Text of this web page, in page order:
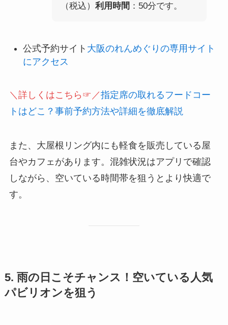
（税込） 利用時間 ：50分です。
公式予約サイト 大阪のれんめぐりの専用サイト
にアクセス
＼詳しくはこちら☞／指定席の取れるフードコー
トはどこ？事前予約方法や詳細を徹底解説
また、大屋根リング内にも軽食を販売している屋
台やカフェがあります。混雑状況はアプリで確認
しながら、空いている時間帯を狙うとより快適で
す。
5. 雨の日こそチャンス！空いている人気
パビリオンを狙う